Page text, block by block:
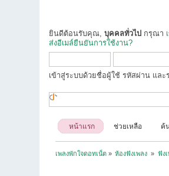
ยินดีต้อนรับคุณ,บุคคลทั่วไป กรุณา
ส่งอีเมล์ยืนยันการใช้งาน?
เข้าสู่ระบบด้วยชื่อผู้ใช้ รหัสผ่าน และ
หน้าแรก ช่วยเหลือ ค้
เพลงพักใจดอทเน็ต» ห้องฟังเพลง » ฟัง